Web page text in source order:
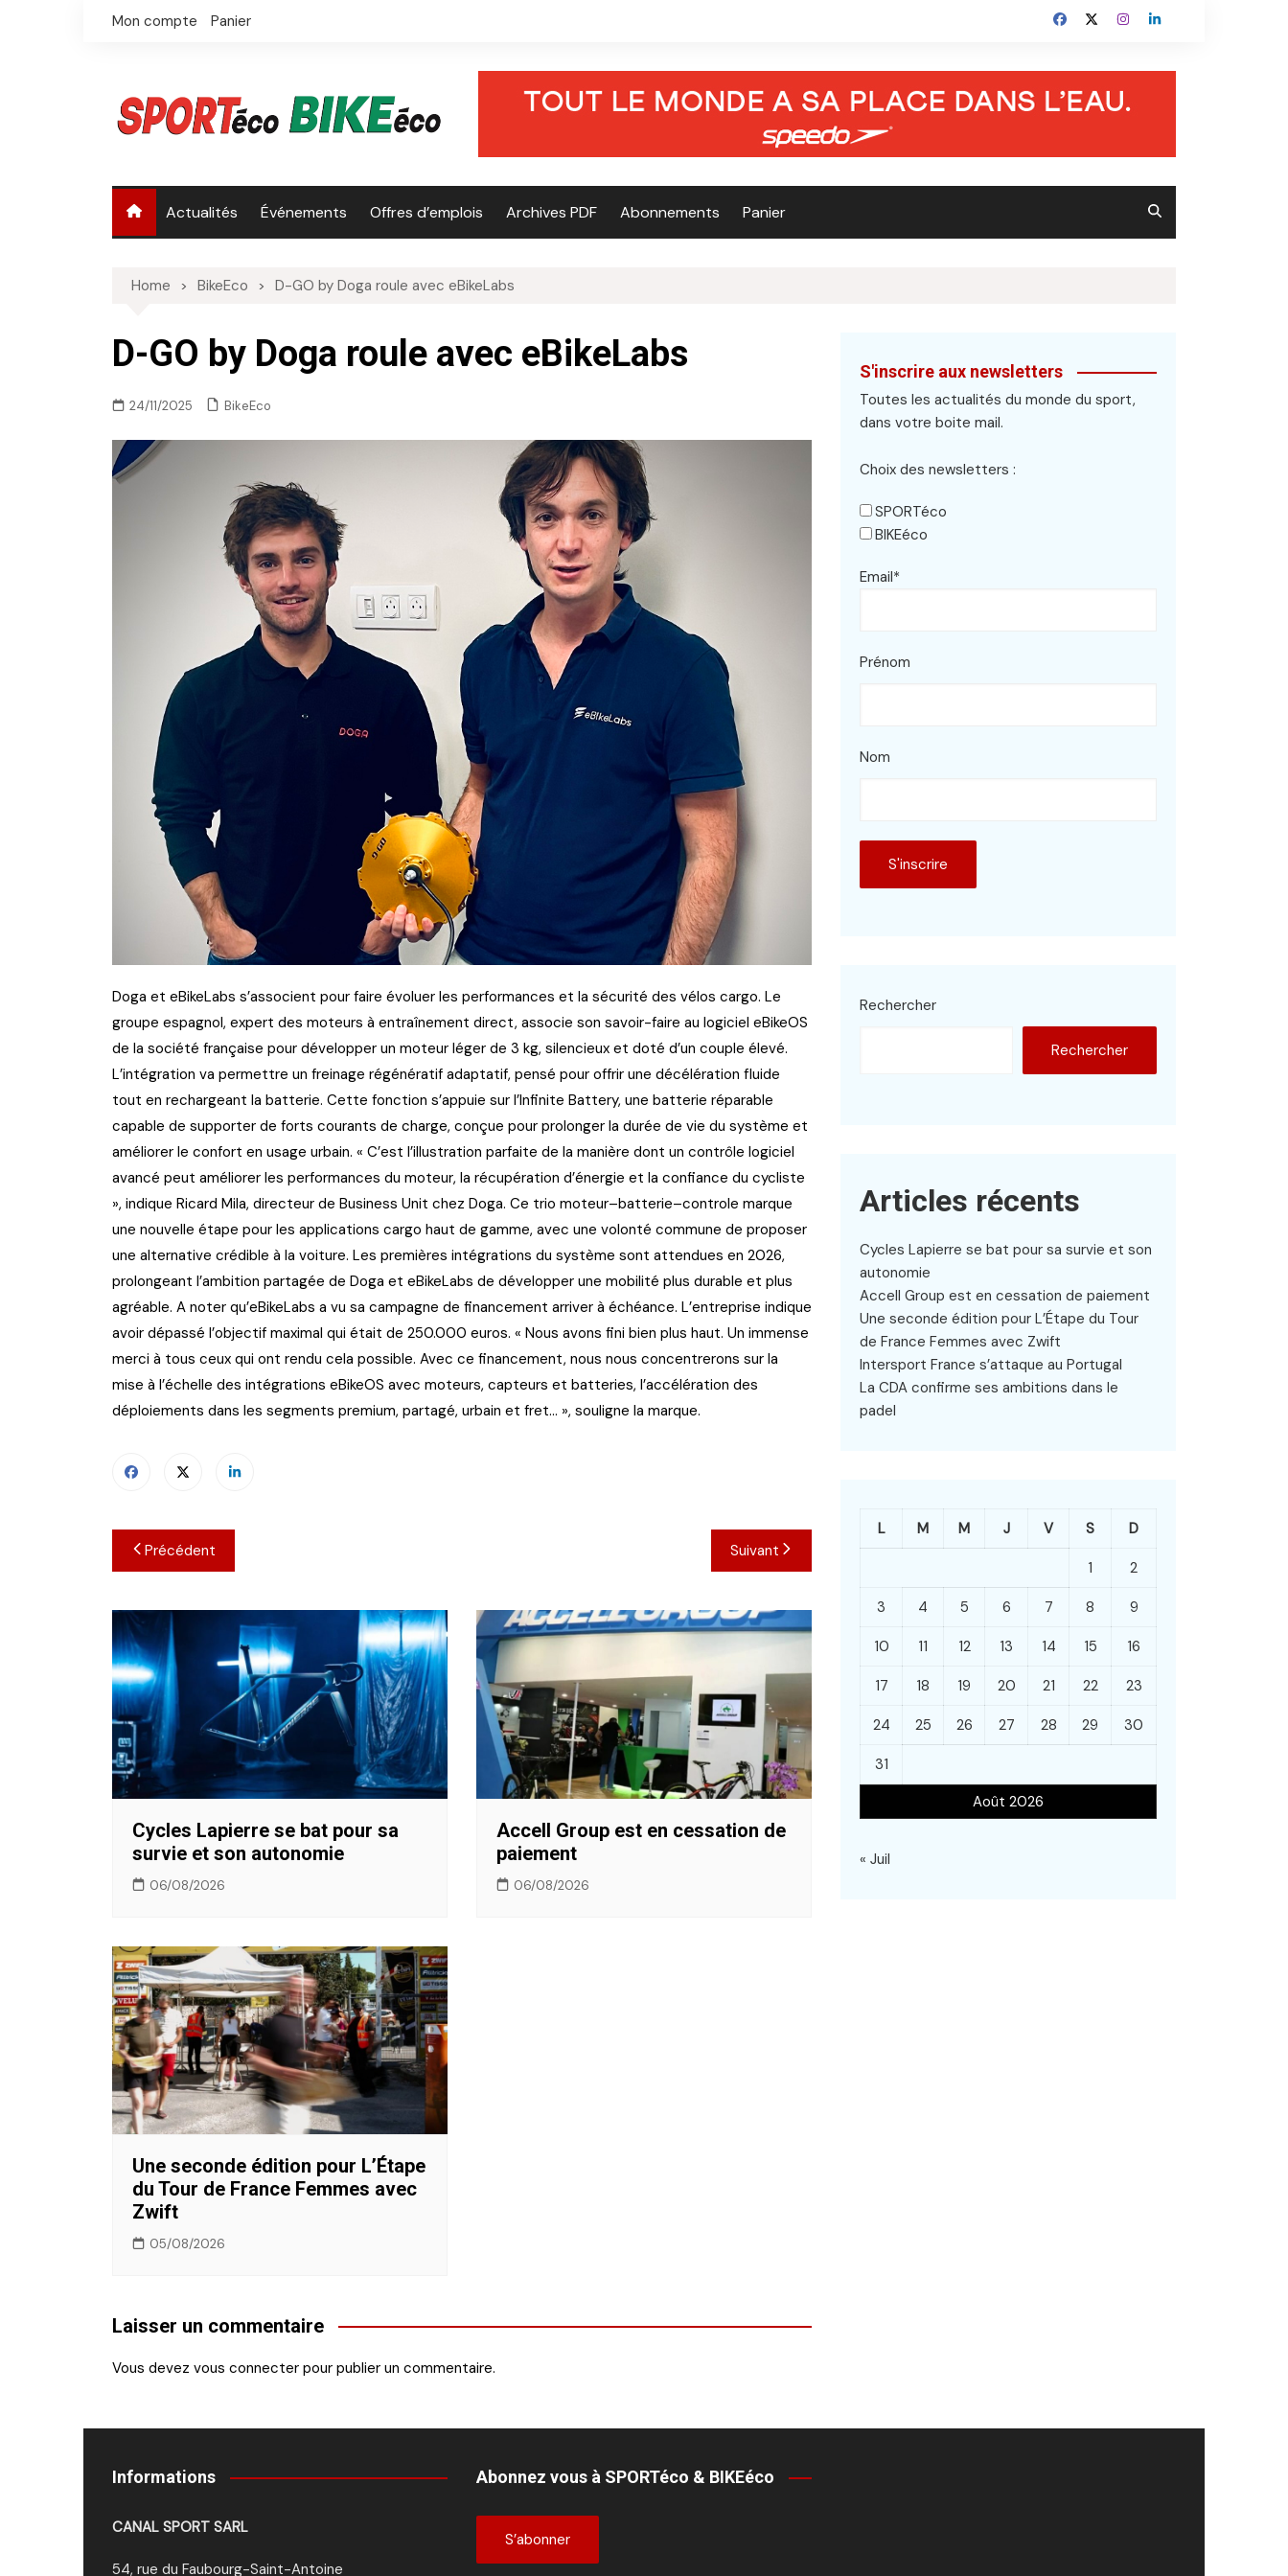
Mon compte Panier
Actualités Événements Offres d’emplois Archives PDF Abonnements Panier
Home BikeEco D-GO by Doga roule avec eBikeLabs
D-GO by Doga roule avec eBikeLabs
24/11/2025 BikeEco
Doga et eBikeLabs s’associent pour faire évoluer les performances et la sécurité des vélos cargo. Le
groupe espagnol, expert des moteurs à entraînement direct, associe son savoir-faire au logiciel eBikeOS
de la société française pour développer un moteur léger de 3 kg, silencieux et doté d’un couple élevé.
L’intégration va permettre un freinage régénératif adaptatif, pensé pour offrir une décélération fluide
tout en rechargeant la batterie. Cette fonction s’appuie sur l’Infinite Battery, une batterie réparable
capable de supporter de forts courants de charge, conçue pour prolonger la durée de vie du système et
améliorer le confort en usage urbain. « C’est l’illustration parfaite de la manière dont un contrôle logiciel
avancé peut améliorer les performances du moteur, la récupération d’énergie et la confiance du cycliste
», indique Ricard Mila, directeur de Business Unit chez Doga. Ce trio moteur–batterie–controle marque
une nouvelle étape pour les applications cargo haut de gamme, avec une volonté commune de proposer
une alternative crédible à la voiture. Les premières intégrations du système sont attendues en 2026,
prolongeant l’ambition partagée de Doga et eBikeLabs de développer une mobilité plus durable et plus
agréable. A noter qu’eBikeLabs a vu sa campagne de financement arriver à échéance. L’entreprise indique
avoir dépassé l’objectif maximal qui était de 250.000 euros. « Nous avons fini bien plus haut. Un immense
merci à tous ceux qui ont rendu cela possible. Avec ce financement, nous nous concentrerons sur la
mise à l’échelle des intégrations eBikeOS avec moteurs, capteurs et batteries, l’accélération des
déploiements dans les segments premium, partagé, urbain et fret… », souligne la marque.
Navigation
de
l’article
Précédent Suivant
Cycles Lapierre se bat pour sa
survie et son autonomie
06/08/2026
Accell Group est en cessation de
paiement
06/08/2026
Une seconde édition pour L’Étape
du Tour de France Femmes avec
Zwift
05/08/2026
Laisser un commentaire
Vous devez vous connecter pour publier un commentaire.
S'inscrire aux newsletters
Toutes les actualités du monde du sport,
dans votre boite mail.
Choix des newsletters :
SPORTéco
BIKEéco
Email*
Prénom
Nom
Rechercher
Rechercher
Articles récents
Cycles Lapierre se bat pour sa survie et son
autonomie
Accell Group est en cessation de paiement
Une seconde édition pour L’Étape du Tour
de France Femmes avec Zwift
Intersport France s’attaque au Portugal
La CDA confirme ses ambitions dans le
padel
Août 2026
L M M J V S D
1 2
3 4 5 6 7 8 9
10 11 12 13 14 15 16
17 18 19 20 21 22 23
24 25 26 27 28 29 30
31
« Juil
Informations
CANAL SPORT SARL
54, rue du Faubourg-Saint-Antoine
Abonnez vous à SPORTéco & BIKEéco
S’abonner